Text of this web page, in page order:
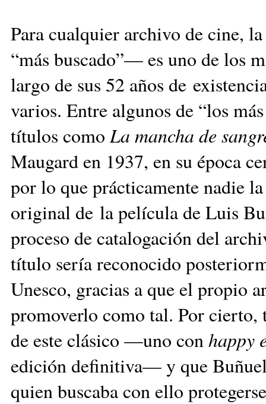
Para cualquier archivo de cine,
“más buscado”— es uno de los
largo de sus 52 años de
varios. Entre algunos de “los
títulos comoLa mancha de
Maugard en 1937, en su época
por lo que prácticamente nadie
original de la película de Luis
proceso de catalogación del
título sería reconocido
Unesco, gracias a que el propio
promoverlo como tal. Por cierto,
de este clásico —uno conhappy
edición definitiva— y que
quien buscaba con ello